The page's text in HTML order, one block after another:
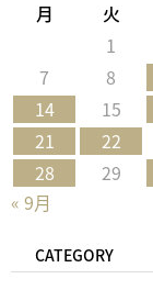
月 火
« 9月
1
7
8
14
15
21
22
28
29
CATEGORY